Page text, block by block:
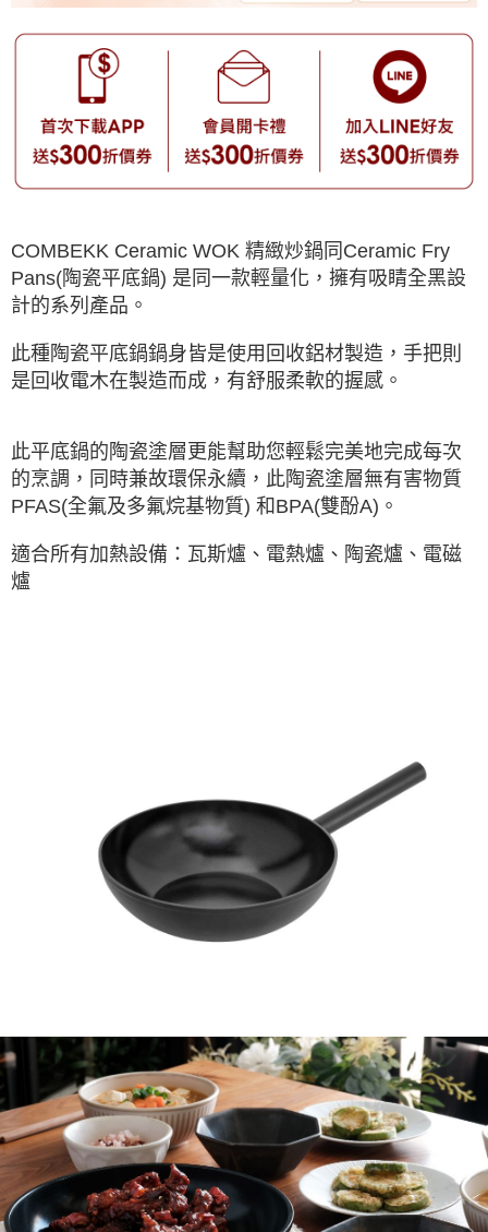
COMBEKK Ceramic WOK 精緻炒鍋同Ceramic Fry
Pans(陶瓷平底鍋) 是同一款輕量化，擁有吸睛全黑設
計的系列產品。
此種陶瓷平底鍋鍋身皆是使用回收鋁材製造，手把則
是回收電木在製造而成，有舒服柔軟的握感。
此平底鍋的陶瓷塗層更能幫助您輕鬆完美地完成每次
的烹調，同時兼故環保永續，此陶瓷塗層無有害物質
PFAS(全氟及多氟烷基物質) 和BPA(雙酚A)。
適合所有加熱設備：瓦斯爐、電熱爐、陶瓷爐、電磁
爐